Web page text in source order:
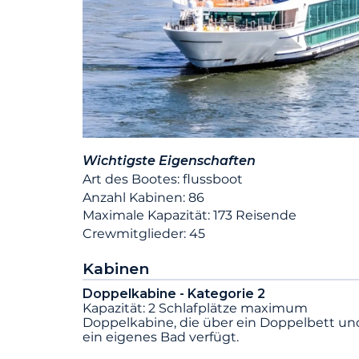
Wichtigste Eigenschaften
Art des Bootes: flussboot
Anzahl Kabinen: 86
Maximale Kapazität: 173 Reisende
Crewmitglieder: 45
Kabinen
Doppelkabine - Kategorie 2
Kapazität: 2 Schlafplätze maximum
Doppelkabine, die über ein Doppelbett
ein eigenes Bad verfügt.